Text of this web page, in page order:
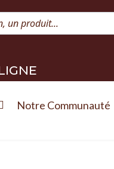
Notre Communauté